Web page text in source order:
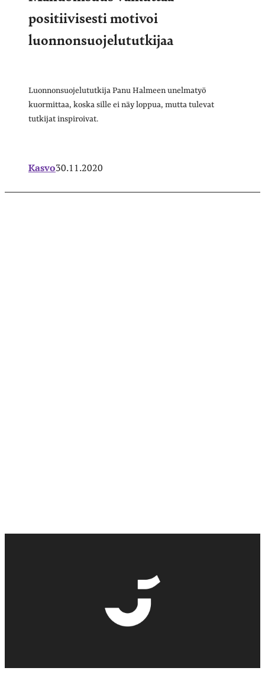
positiivisesti motivoi
luonnonsuojelututkijaa
Luonnonsuojelututkija Panu Halmeen unelmatyö
kuormittaa, koska sille ei näy loppua, mutta tulevat
tutkijat inspiroivat.
Kasvo30.11.2020